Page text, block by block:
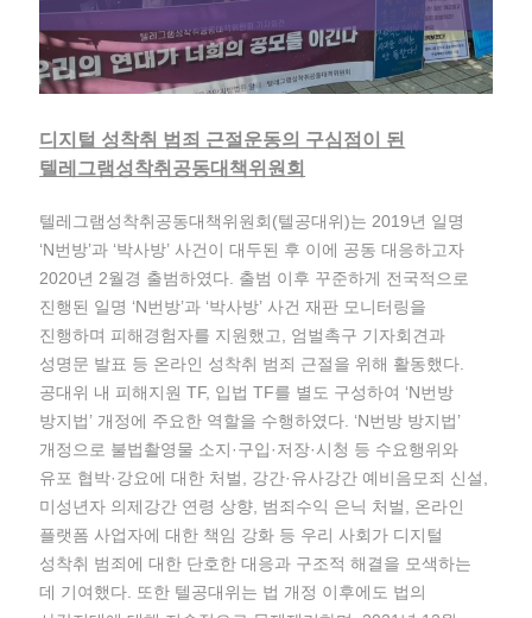
디지털 성착취 범죄 근절운동의 구심점이 된
텔레그램성착취공동대책위원회
텔레그램성착취공동대책위원회(텔공대위)는 2019년 일명
‘N번방’과 ‘박사방’ 사건이 대두된 후 이에 공동 대응하고자
2020년 2월경 출범하였다. 출범 이후 꾸준하게 전국적으로
진행된 일명 ‘N번방’과 ‘박사방’ 사건 재판 모니터링을
진행하며 피해경험자를 지원했고, 엄벌촉구 기자회견과
성명문 발표 등 온라인 성착취 범죄 근절을 위해 활동했다.
공대위 내 피해지원 TF, 입법 TF를 별도 구성하여 ‘N번방
방지법’ 개정에 주요한 역할을 수행하였다. ‘N번방 방지법’
개정으로 불법촬영물 소지·구입·저장·시청 등 수요행위와
유포 협박·강요에 대한 처벌, 강간·유사강간 예비음모죄 신설,
미성년자 의제강간 연령 상향, 범죄수익 은닉 처벌, 온라인
플랫폼 사업자에 대한 책임 강화 등 우리 사회가 디지털
성착취 범죄에 대한 단호한 대응과 구조적 해결을 모색하는
데 기여했다. 또한 텔공대위는 법 개정 이후에도 법의